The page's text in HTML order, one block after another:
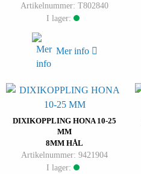
Artikelnummer: T802840
I lager:
Mer info
DIXIKOPPLING HONA 10-25
MM
8MM HÅL
Artikelnummer: 9421904
I lager: